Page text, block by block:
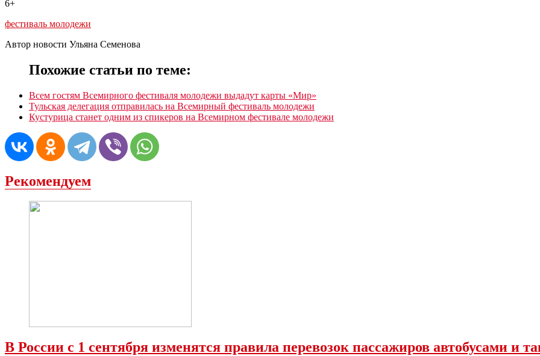
6+
фестиваль молодежи
Автор новости Ульяна Семенова
Похожие статьи по теме:
Всем гостям Всемирного фестиваля молодежи выдадут карты «Мир»
Тульская делегация отправилась на Всемирный фестиваль молодежи
Кустурица станет одним из спикеров на Всемирном фестивале молодежи
Рекомендуем
В России с 1 сентября изменятся правила перевозок пассажиров автобусами и